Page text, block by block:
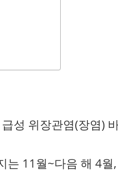
성 위장관염(장염)
는 11월~다음 해 4월,